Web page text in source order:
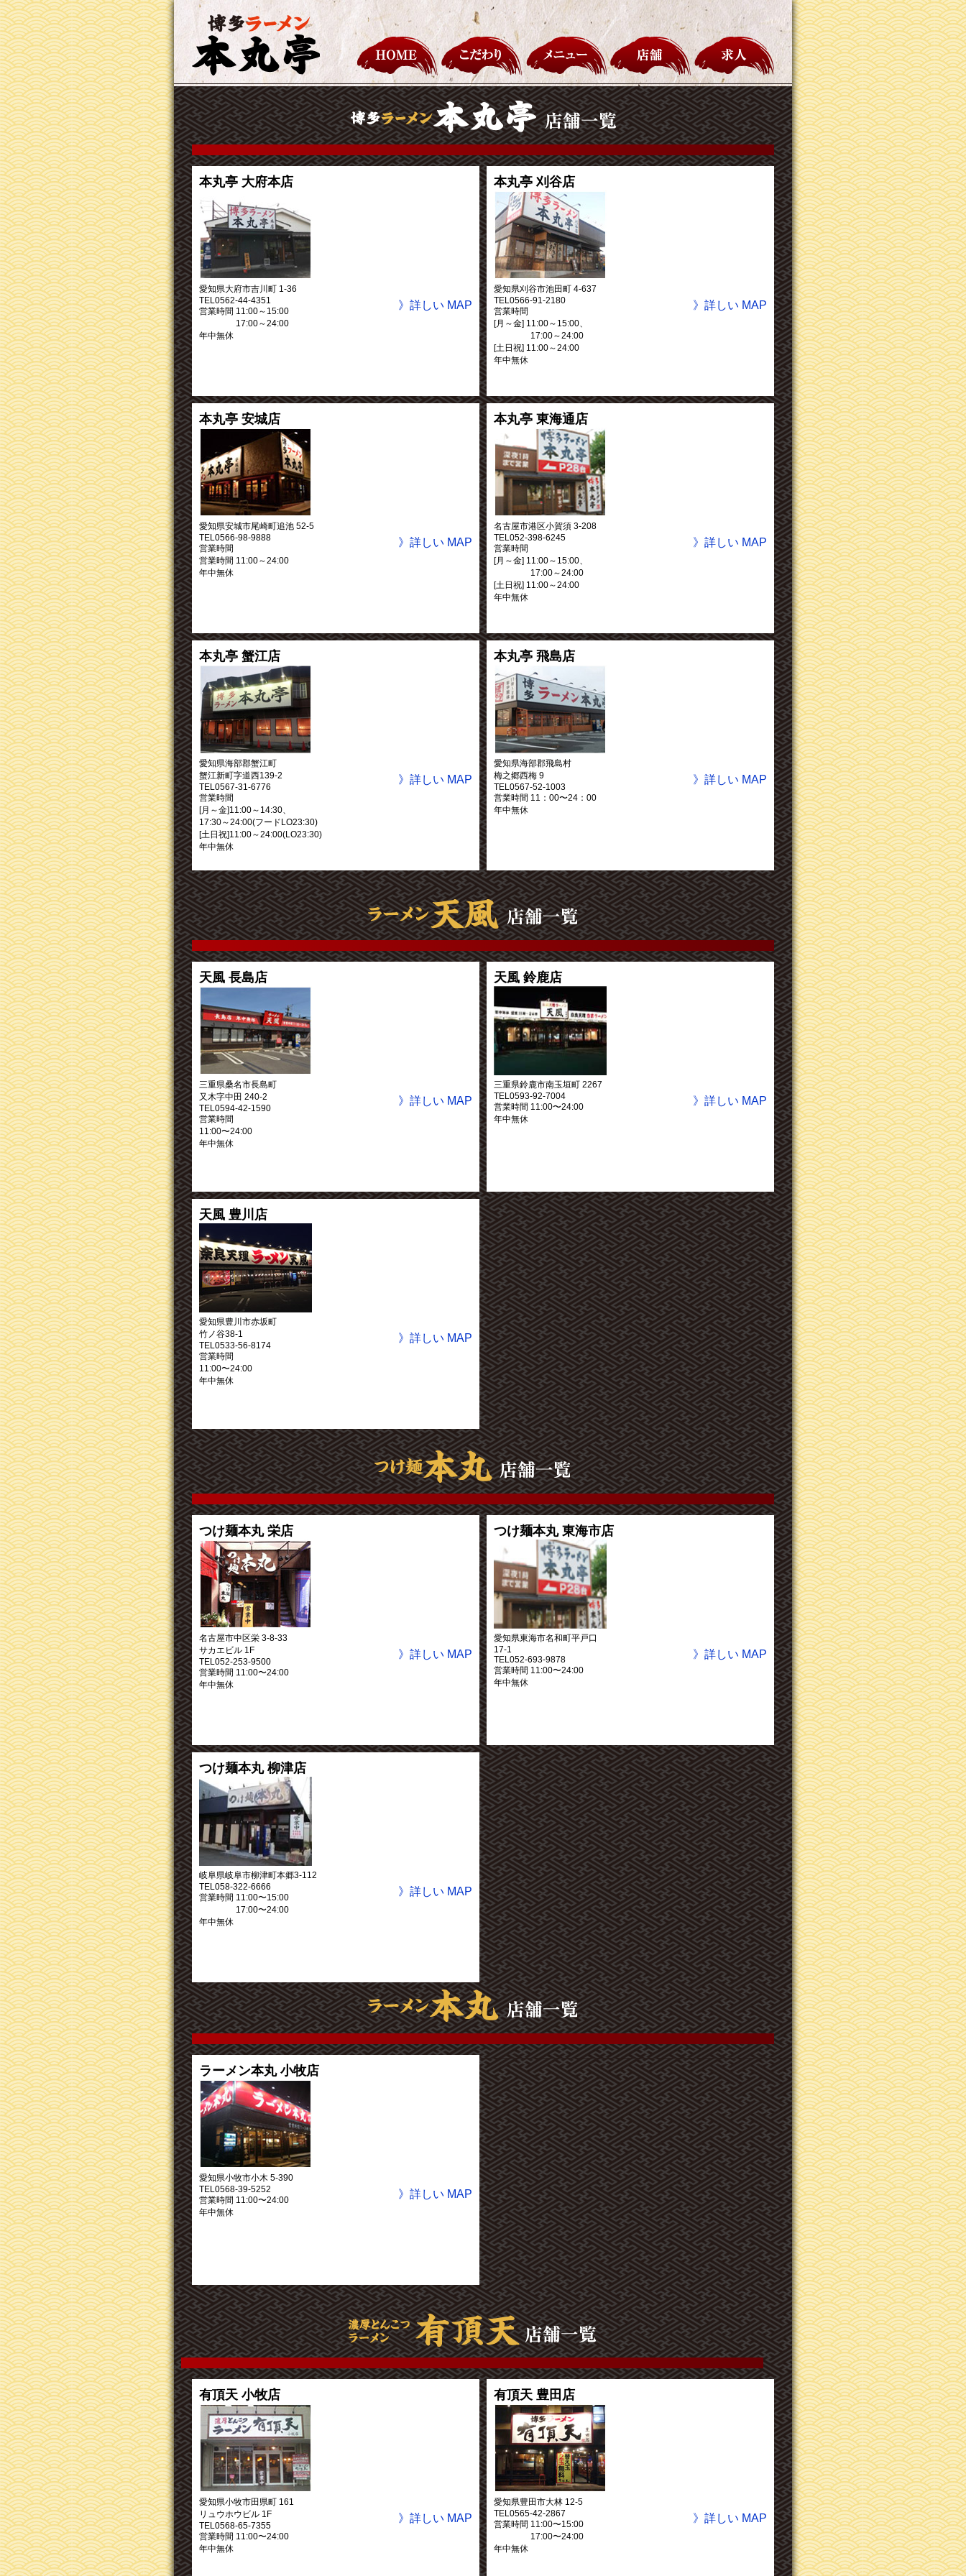
本丸亭 大府本店
愛知県大府市吉川町 1-36
TEL0562-44-4351
営業時間 11:00～15:00
17:00～24:00
年中無休
》詳しい MAP
本丸亭 刈谷店
愛知県刈谷市池田町 4-637
TEL0566-91-2180
営業時間
[月～金] 11:00～15:00、
17:00～24:00
[土日祝] 11:00～24:00
年中無休
》詳しい MAP
本丸亭 安城店
愛知県安城市尾崎町追池 52-5
TEL0566-98-9888
営業時間
営業時間 11:00～24:00
年中無休
》詳しい MAP
本丸亭 東海通店
名古屋市港区小賀須 3-208
TEL052-398-6245
営業時間
[月～金] 11:00～15:00、
17:00～24:00
[土日祝] 11:00～24:00
年中無休
》詳しい MAP
本丸亭 蟹江店
愛知県海部郡蟹江町
蟹江新町字道西139-2
TEL0567-31-6776
営業時間
[月～金]11:00～14:30、
17:30～24:00(フードLO23:30)
[土日祝]11:00～24:00(LO23:30)
年中無休
》詳しい MAP
本丸亭 飛島店
愛知県海部郡飛島村
梅之郷西梅 9
TEL0567-52-1003
営業時間 11：00〜24：00
年中無休
》詳しい MAP
天風 長島店
三重県桑名市長島町
又木字中田 240-2
TEL0594-42-1590
営業時間
11:00〜24:00
年中無休
》詳しい MAP
天風 鈴鹿店
三重県鈴鹿市南玉垣町 2267
TEL0593-92-7004
営業時間 11:00〜24:00
年中無休
》詳しい MAP
天風 豊川店
愛知県豊川市赤坂町
竹ノ谷38-1
TEL0533-56-8174
営業時間
11:00〜24:00
年中無休
》詳しい MAP
つけ麺本丸 栄店
名古屋市中区栄 3-8-33
サカエビル 1F
TEL052-253-9500
営業時間 11:00〜24:00
年中無休
》詳しい MAP
つけ麺本丸 東海市店
愛知県東海市名和町平戸口
17-1
TEL052-693-9878
営業時間 11:00〜24:00
年中無休
》詳しい MAP
つけ麺本丸 柳津店
岐阜県岐阜市柳津町本郷3-112
TEL058-322-6666
営業時間 11:00〜15:00
17:00〜24:00
年中無休
》詳しい MAP
ラーメン本丸 小牧店
愛知県小牧市小木 5-390
TEL0568-39-5252
営業時間 11:00〜24:00
年中無休
》詳しい MAP
有頂天 小牧店
愛知県小牧市田県町 161
リュウホウビル 1F
TEL0568-65-7355
営業時間 11:00〜24:00
年中無休
》詳しい MAP
有頂天 豊田店
愛知県豊田市大林 12-5
TEL0565-42-2867
営業時間 11:00〜15:00
17:00〜24:00
年中無休
》詳しい MAP